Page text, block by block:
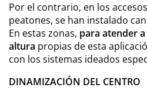
Por el contrario, en los
peatones, se han instalado
En estas zonas, para atender
altura propias de esta
con los sistemas ideados
DINAMIZACIÓN DEL CENTRO